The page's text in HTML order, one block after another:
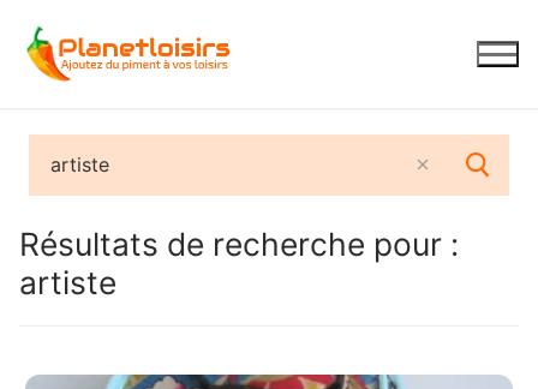
contenu
Résultats de recherche pour :
artiste